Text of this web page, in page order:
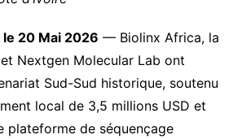
le 20 Mai 2026 — Biolinx Africa, la
Nextgen Molecular Lab ont
Sud-Sud historique, soutenu
local de 3,5 millions USD et
plateforme de séquençage